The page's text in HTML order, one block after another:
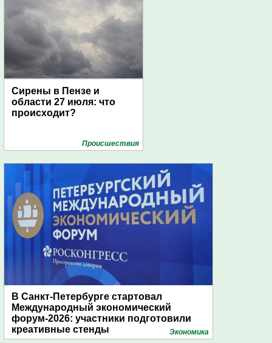
Сирены в Пензе и
области 27 июля: что
происходит?
Проиcшествия
В Санкт-Петербурге стартовал
Международный экономический
форум-2026: участники подготовили
креативные стенды
Экономика